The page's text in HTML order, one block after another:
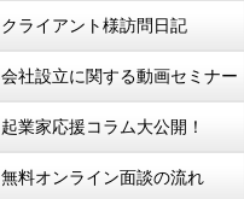
クライアント様訪問日記
会社設立に関する動画セミナー
起業家応援コラム大公開！
無料オンライン面談の流れ